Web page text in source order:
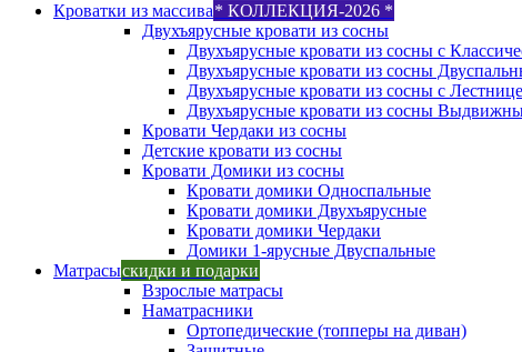
Кроватки из массива* КОЛЛЕКЦИЯ-2026 *
Двухъярусные кровати из сосны
Двухъярусные кровати из сосны с
Двухъярусные кровати из сосны
Двухъярусные кровати из сосны с
Двухъярусные кровати из сосны
Кровати Чердаки из сосны
Детские кровати из сосны
Кровати Домики из сосны
Кровати домики Односпальные
Кровати домики Двухъярусные
Кровати домики Чердаки
Домики 1-ярусные Двуспальные
Матрасыскидки и подарки
Взрослые матрасы
Наматрасники
Ортопедические (топперы на диван)